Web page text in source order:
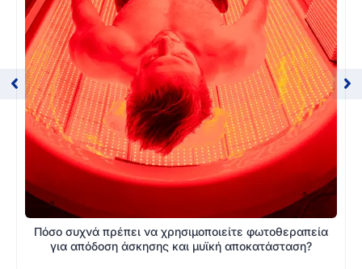
Πόσο συχνά πρέπει να χρησιμοποιείτε φωτοθεραπεία
για απόδοση άσκησης και μυϊκή αποκατάσταση?